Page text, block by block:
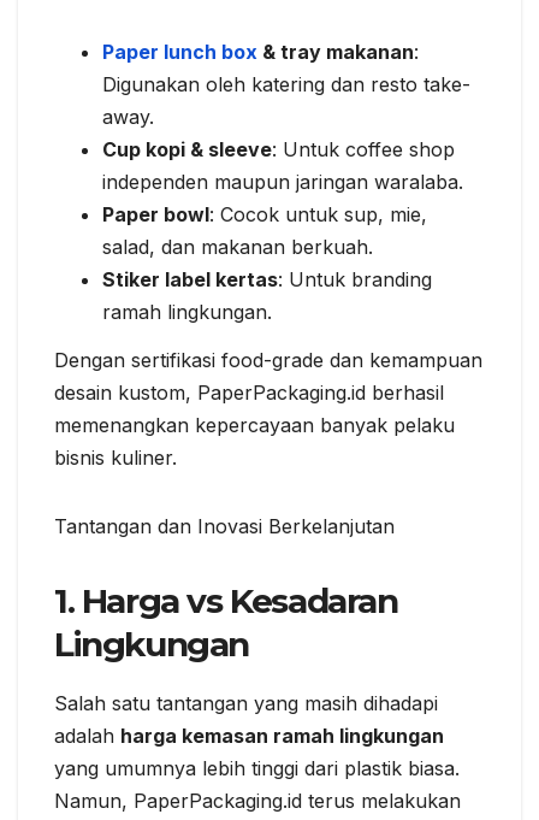
Paper lunch box & tray makanan:
Digunakan oleh katering dan resto take-
away.
Cup kopi & sleeve: Untuk coffee shop
independen maupun jaringan waralaba.
Paper bowl: Cocok untuk sup, mie,
salad, dan makanan berkuah.
Stiker label kertas: Untuk branding
ramah lingkungan.
Dengan sertifikasi food-grade dan kemampuan
desain kustom, PaperPackaging.id berhasil
memenangkan kepercayaan banyak pelaku
bisnis kuliner.
Tantangan dan Inovasi Berkelanjutan
1. Harga vs Kesadaran
Lingkungan
Salah satu tantangan yang masih dihadapi
adalah harga kemasan ramah lingkungan
yang umumnya lebih tinggi dari plastik biasa.
Namun, PaperPackaging.id terus melakukan